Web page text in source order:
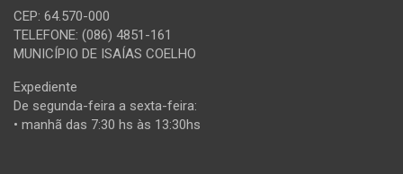
CEP: 64.570-000
TELEFONE: (086) 4851-161
MUNICÍPIO DE ISAÍAS COELHO
Expediente
De segunda-feira a sexta-feira:
• manhã das 7:30 hs às 13:30hs